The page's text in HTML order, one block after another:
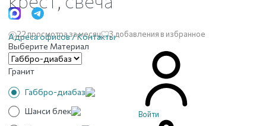
Адреса офисов / Контакты
Войти
22 просмотра за месяц 3 добавления в избранное
Выберите Материал
Гранит
Габбро-диабаз
Шанси блек